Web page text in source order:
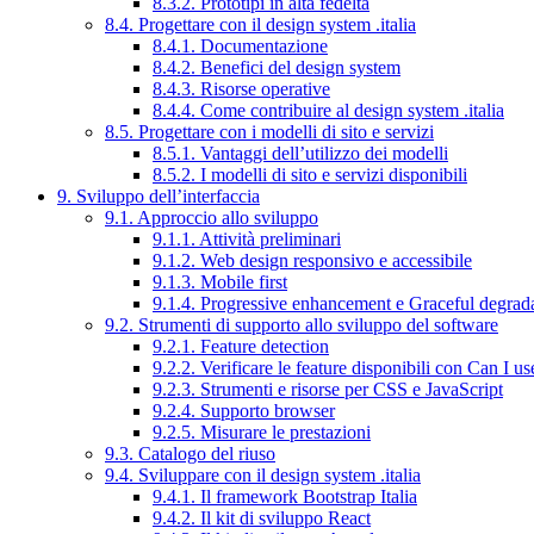
8.4. Progettare con il design system .italia
8.4.1. Documentazione
8.4.2. Benefici del design system
8.4.3. Risorse operative
8.4.4. Come contribuire al design system .italia
8.5. Progettare con i modelli di sito e servizi
8.5.1. Vantaggi dell’utilizzo dei modelli
8.5.2. I modelli di sito e servizi disponibili
9. Sviluppo dell’interfaccia
9.1. Approccio allo sviluppo
9.1.1. Attività preliminari
9.1.2. Web design responsivo e accessibile
9.1.3. Mobile first
9.1.4. Progressive enhancement e Graceful
9.2. Strumenti di supporto allo sviluppo del software
9.2.1. Feature detection
9.2.2. Verificare le feature disponibili con Can I
9.2.3. Strumenti e risorse per CSS e JavaScript
9.2.4. Supporto browser
9.2.5. Misurare le prestazioni
9.3. Catalogo del riuso
9.4. Sviluppare con il design system .italia
9.4.1. Il framework Bootstrap Italia
9.4.2. Il kit di sviluppo React